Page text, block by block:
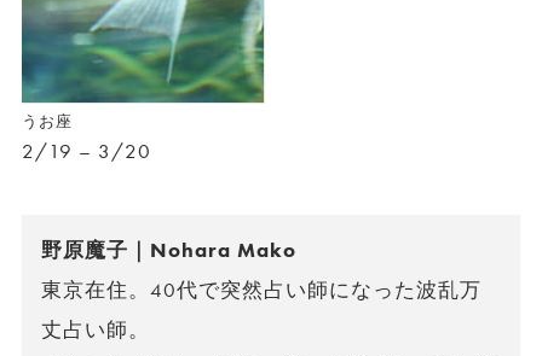
うお座
2/19 – 3/20
野原魔子｜Nohara Mako
東京在住。40代で突然占い師になった波乱万
丈占い師。